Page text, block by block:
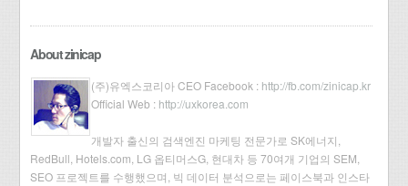
About zinicap
(주)유엑스코리아 CEO Facebook : http://fb.com/zinicap.kr
Official Web : http://uxkorea.com
개발자 출신의 검색엔진 마케팅 전문가로 SK에너지,
RedBull, Hotels.com, LG 옵티머스G, 현대차 등 70여개 기업의 SEM,
SEO 프로젝트를 수행했으며, 빅 데이터 분석으로는 페이스북과 인스타